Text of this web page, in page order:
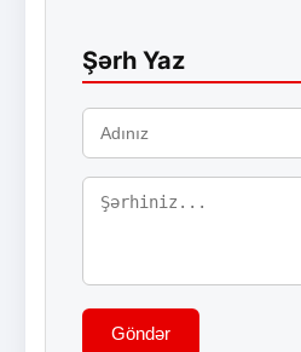
Şərh Yaz
Göndər